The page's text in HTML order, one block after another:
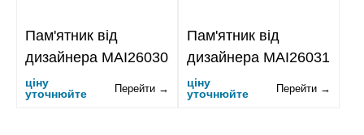
Пам'ятник від
дизайнера MAI26030
ціну
уточнюйте
Перейти →
Пам'ятник від
дизайнера MAI26031
ціну
уточнюйте
Перейти →